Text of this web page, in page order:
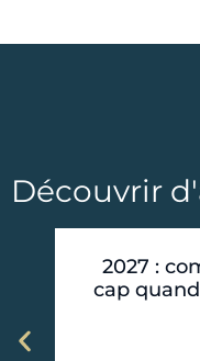
Découvrir
2027 :
cap